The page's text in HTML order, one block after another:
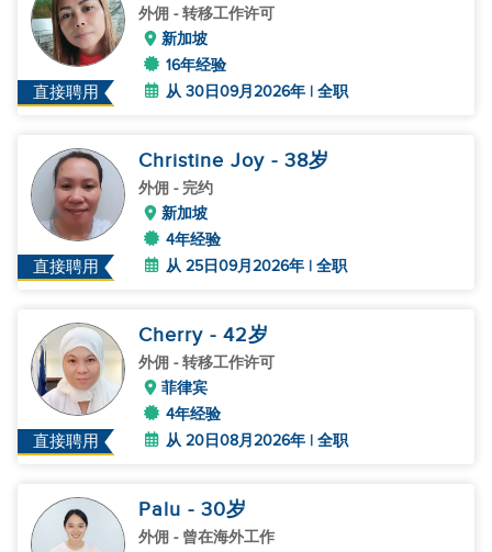
直接聘用
外佣 - 转移工作许可
新加坡
16年经验
从 30日09月2026年 | 全职
直接聘用
Christine Joy - 38岁
外佣 - 完约
新加坡
4年经验
从 25日09月2026年 | 全职
直接聘用
Cherry - 42岁
外佣 - 转移工作许可
菲律宾
4年经验
从 20日08月2026年 | 全职
Palu - 30岁
外佣 - 曾在海外工作